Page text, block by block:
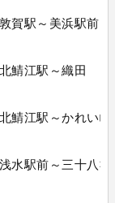
敦賀駅～美浜駅前
北鯖江駅～織田
北鯖江駅～かれい崎
浅水駅前～三十八社